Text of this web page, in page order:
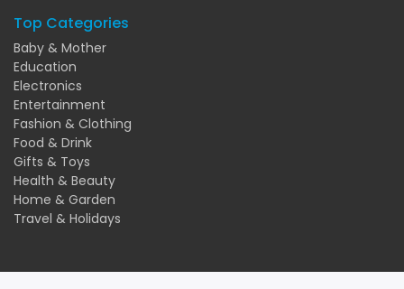
Top Categories
Baby & Mother
Education
Electronics
Entertainment
Fashion & Clothing
Food & Drink
Gifts & Toys
Health & Beauty
Home & Garden
Travel & Holidays